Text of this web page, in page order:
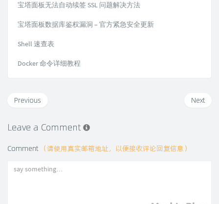
宝塔面板无法自动续签 SSL 问题解决方法
宝塔面板数据库鉴权漏洞 – 官方紧急安全更新
Shell 速查表
Docker 命令详细教程
Next
Previous
Leave a Comment
Comment （请使用真实邮箱地址，以便接收评论回复信息）